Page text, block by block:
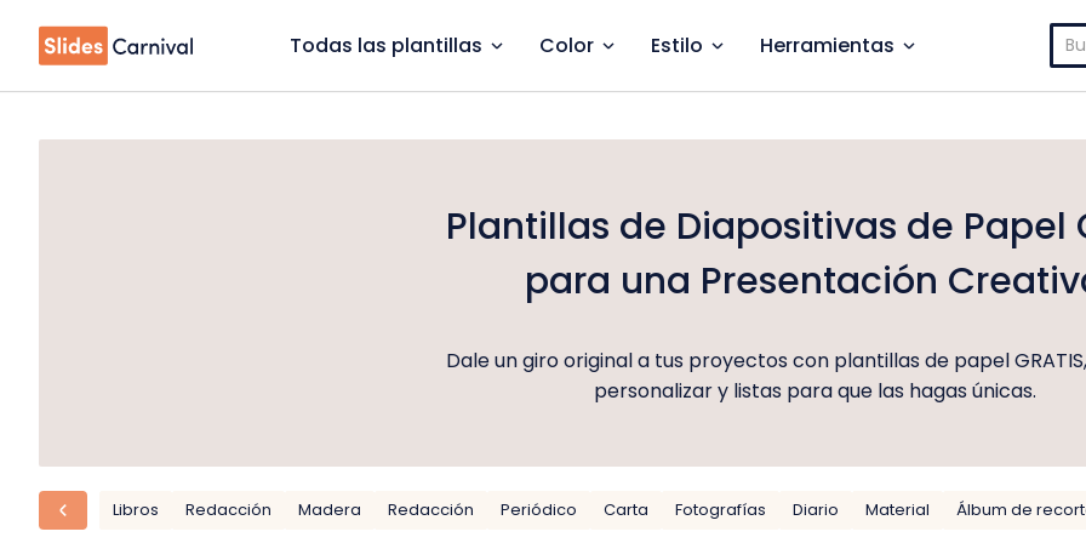
Todas las plantillas Color Estilo Herramientas
Plantillas de Diapositivas de Papel
para una Presentación
Dale un giro original a tus proyectos con plantillas de papel
personalizar y listas para que las hagas únicas.
Libros Redacción Madera Redacción Periódico Carta Fotografías Diario Material Álbum de